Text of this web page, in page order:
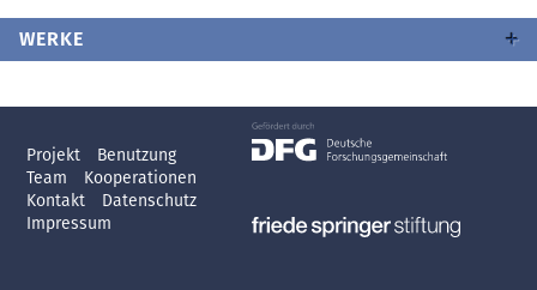
WERKE
Projekt
Benutzung
Team
Kooperationen
Kontakt
Datenschutz
Impressum